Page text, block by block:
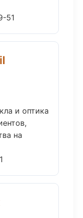
51
и оптика
на